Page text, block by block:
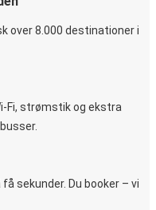
over 8.000 destinationer i
Fi, strømstik og ekstra
sekunder. Du booker – vi